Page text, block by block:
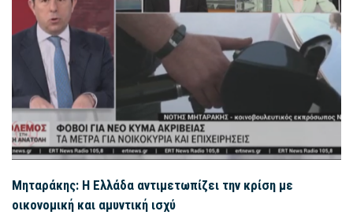
Μηταράκης: Η Ελλάδα αντιμετωπίζει την κρίση με
οικονομική και αμυντική ισχύ